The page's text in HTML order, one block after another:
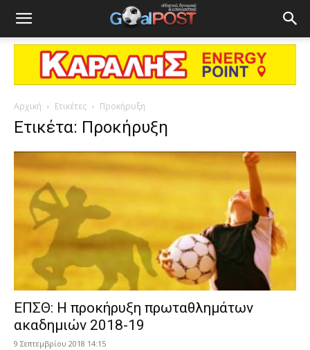
Αρχική Ετικέτες Προκήρυξη
Ετικέτα: Προκήρυξη
ΕΠΣΘ: Η προκήρυξη πρωταθλημάτων
ακαδημιών 2018-19
9 Σεπτεμβρίου 2018 14:15